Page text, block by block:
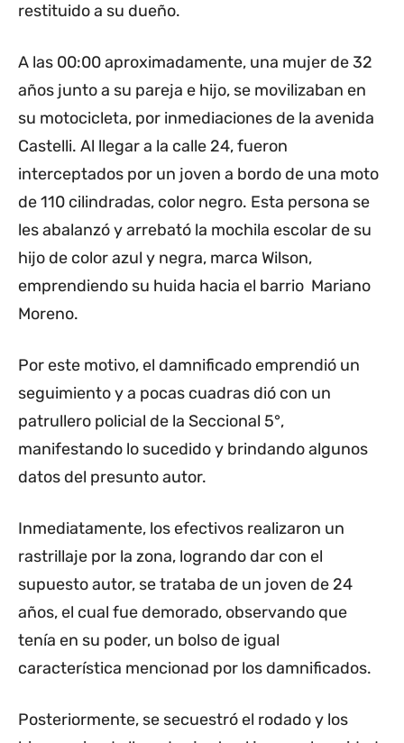
restituido a su dueño.
A las 00:00 aproximadamente, una mujer de 32
años junto a su pareja e hijo, se movilizaban en
su motocicleta, por inmediaciones de la avenida
Castelli. Al llegar a la calle 24, fueron
interceptados por un joven a bordo de una moto
de 110 cilindradas, color negro. Esta persona se
les abalanzó y arrebató la mochila escolar de su
hijo de color azul y negra, marca Wilson,
emprendiendo su huida hacia el barrio Mariano
Moreno.
Por este motivo, el damnificado emprendió un
seguimiento y a pocas cuadras dió con un
patrullero policial de la Seccional 5°,
manifestando lo sucedido y brindando algunos
datos del presunto autor.
Inmediatamente, los efectivos realizaron un
rastrillaje por la zona, logrando dar con el
supuesto autor, se trataba de un joven de 24
años, el cual fue demorado, observando que
tenía en su poder, un bolso de igual
característica mencionad por los damnificados.
Posteriormente, se secuestró el rodado y los